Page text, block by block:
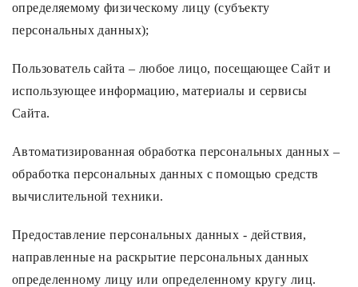
определяемому физическому лицу (субъекту
персональных данных);
Пользователь сайта – любое лицо, посещающее Сайт и
использующее информацию, материалы и сервисы
Сайта.
Автоматизированная обработка персональных данных –
обработка персональных данных с помощью средств
вычислительной техники.
Предоставление персональных данных - действия,
направленные на раскрытие персональных данных
определенному лицу или определенному кругу лиц.